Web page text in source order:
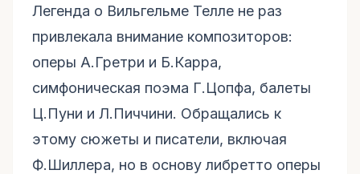
Легенда о Вильгельме Телле не раз
привлекала внимание композиторов:
оперы А.Гретри и Б.Карра,
симфоническая поэма Г.Цопфа, балеты
Ц.Пуни и Л.Пиччини. Обращались к
этому сюжеты и писатели, включая
Ф.Шиллера, но в основу либретто оперы